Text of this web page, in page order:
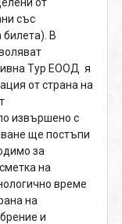
със
В
Тур ЕООД я
от страна на
извършено с
ще постъпи
за
на
време
на
и